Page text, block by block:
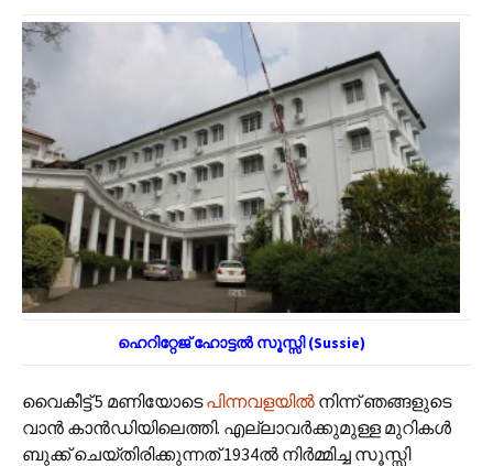
ഹെറിറ്റേജ് ഹോട്ടൽ സൂസ്സി (Sussie)
വൈകീട്ട് 5 മണിയോടെപിന്നവളയിൽ നിന്ന് ഞങ്ങളുടെ
വാൻ കാൻഡിയിലെത്തി. എല്ലാവർക്കുമുള്ള മുറികൾ
ബുക്ക് ചെയ്തിരിക്കുന്നത് 1934ൽ നിർമ്മിച്ച സൂസ്സി